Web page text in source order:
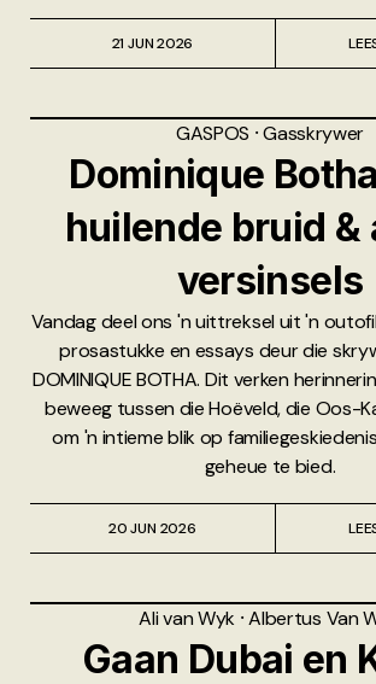
21 JUN 2026
GASPOS ⸱Gasskrywer
Dominique
huilende bruid &
versinsels
Vandag deel ons 'n uittreksel uit 'n
prosastukke en essays deur die
DOMINIQUE BOTHA. Dit verken
beweeg tussen die Hoëveld, die Oos-
om 'n intieme blik op
geheue te bied.
20 JUN 2026
Ali van Wyk ⸱Albertus Van
Gaan Dubai en